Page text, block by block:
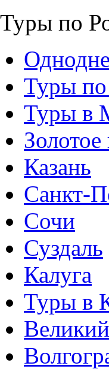
Туры по
Туры по
Туры в
Золотое
Казань
Санкт-
Сочи
Суздаль
Калуга
Туры в